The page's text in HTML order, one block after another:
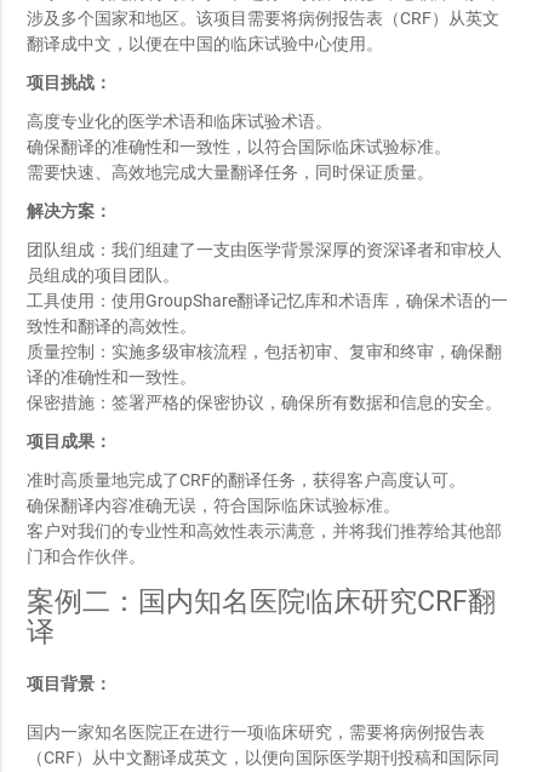
涉及多个国家和地区。该项目需要将病例报告表（CRF）从英文
翻译成中文，以便在中国的临床试验中心使用。
项目挑战：
高度专业化的医学术语和临床试验术语。
确保翻译的准确性和一致性，以符合国际临床试验标准。
需要快速、高效地完成大量翻译任务，同时保证质量。
解决方案：
团队组成：我们组建了一支由医学背景深厚的资深译者和审校人
员组成的项目团队。
工具使用：使用GroupShare翻译记忆库和术语库，确保术语的一
致性和翻译的高效性。
质量控制：实施多级审核流程，包括初审、复审和终审，确保翻
译的准确性和一致性。
保密措施：签署严格的保密协议，确保所有数据和信息的安全。
项目成果：
准时高质量地完成了CRF的翻译任务，获得客户高度认可。
确保翻译内容准确无误，符合国际临床试验标准。
客户对我们的专业性和高效性表示满意，并将我们推荐给其他部
门和合作伙伴。
案例二：国内知名医院临床研究CRF翻
译
项目背景：
国内一家知名医院正在进行一项临床研究，需要将病例报告表
（CRF）从中文翻译成英文，以便向国际医学期刊投稿和国际同